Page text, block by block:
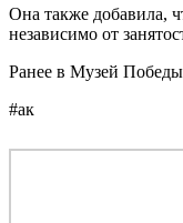
Она также добавила,
независимо от
Ранее в Музей
#ак